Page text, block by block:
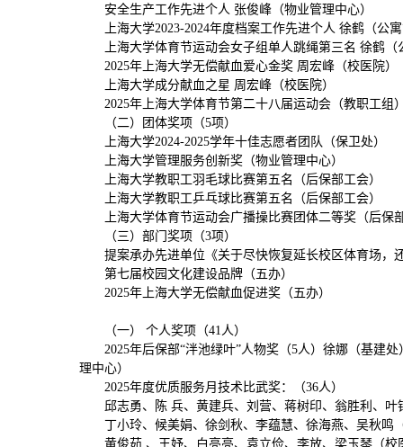
安全生产工作先进个人 张俊峰（物业管理中心）
上海大学2023-2024年度档案工作先进个人 徐鹤（公
上海大学体育节运动会女子组单人跳绳第三名 徐鹤
2025年上海大学无偿献血爱心金奖 周宏峰（校医院）
上海大学成分献血之星 周宏峰（校医院）
2025年上海大学体育节第二十八届运动会（教职工组
（二）团体奖项（5项）
上海大学2024-2025学年十佳志愿者团队（保卫处）
上海大学管理服务创新奖（物业管理中心）
上海大学教职工羽毛球比赛第五名（后保部工会）
上海大学教职工乒乓球比赛第五名（后保部工会）
上海大学体育节运动会广播操比赛团体二等奖（后保
（三）部门奖项（3项）
提案承办先进单位《关于尽快恢复延长校区体育场
第七届校园文化建设品牌（五办）
2025年上海大学无偿献血促进奖（五办）
（一） 个人奖项（41人）
2025年后保部“泮池绿叶”人物奖（5人）徐娜（基建
理中心）
2025年度优质服务月技术比武奖：（36人）
邱志勇、陈 兵、黄建兵、刘营、蒋树印、翁胜利、
丁小玲、候美娟、徐剑秋、李蕴慧、徐海燕、吴秋鸣
黄俊茹 、王妤、白亮亮、袁立俭、李放、梁玉琴（校